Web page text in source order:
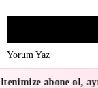
Yorum Yaz
abone ol,